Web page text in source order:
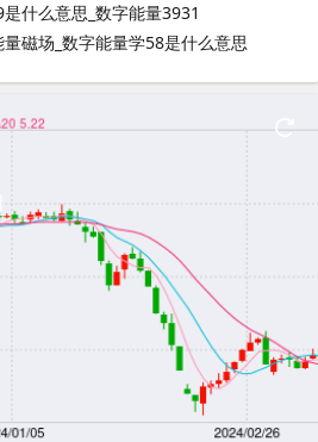
什么意思_数字能量3931
磁场_数字能量学58是什么意思